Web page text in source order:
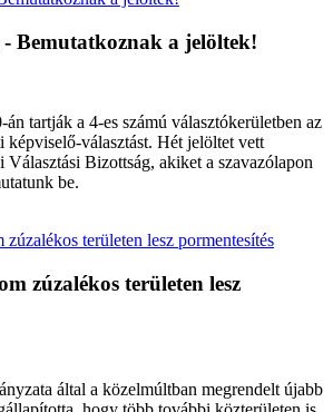
Bemutatkoznak a jelöltek!
án tartják a 4-es számú választókerületben az
választást. Hét jelöltet vett
Bizottság, akiket a szavazólapon
be.
zúzalékos területen lesz
által a közelmúltban megrendelt újabb